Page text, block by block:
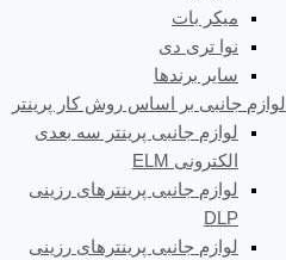
میکر بات
نوا تری دی
سایر برندها
لوازم جانبی بر اساس روش کار پرینتر
لوازم جانبی پرینتر سه بعدی
الکترونی ELM
لوازم جانبی پرینترهای رزینی
DLP
لوازم جانبی پرینترهای رزینی